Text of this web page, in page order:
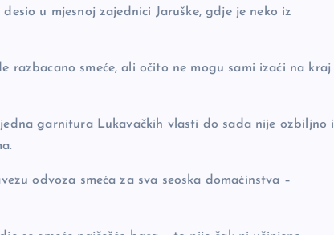
u mjesnoj zajednici Jaruške, gdje je neko iz
smeće, ali očito ne mogu sami izaći na kraj
garnitura Lukavačkih vlasti do sada nije ozbiljno i
odvoza smeća za sva seoska domaćinstva –